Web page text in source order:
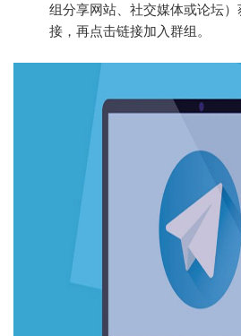
组分享网站、社交媒体或论坛
接，再点击链接加入群组。